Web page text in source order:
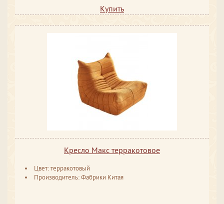
Купить
Кресло Макс терракотовое
Цвет: терракотовый
Производитель: Фабрики Китая